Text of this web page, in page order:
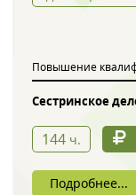
Повышение
Сестринское
144 ч.
Подробнее...